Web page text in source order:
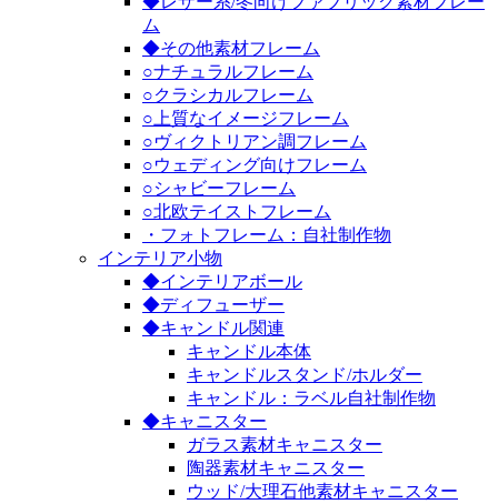
ム
◆その他素材フレーム
○ナチュラルフレーム
○クラシカルフレーム
○上質なイメージフレーム
○ヴィクトリアン調フレーム
○ウェディング向けフレーム
○シャビーフレーム
○北欧テイストフレーム
・フォトフレーム：自社制作物
インテリア小物
◆インテリアボール
◆ディフューザー
◆キャンドル関連
キャンドル本体
キャンドルスタンド/ホルダー
キャンドル：ラベル自社制作物
◆キャニスター
ガラス素材キャニスター
陶器素材キャニスター
ウッド/大理石他素材キャニスター